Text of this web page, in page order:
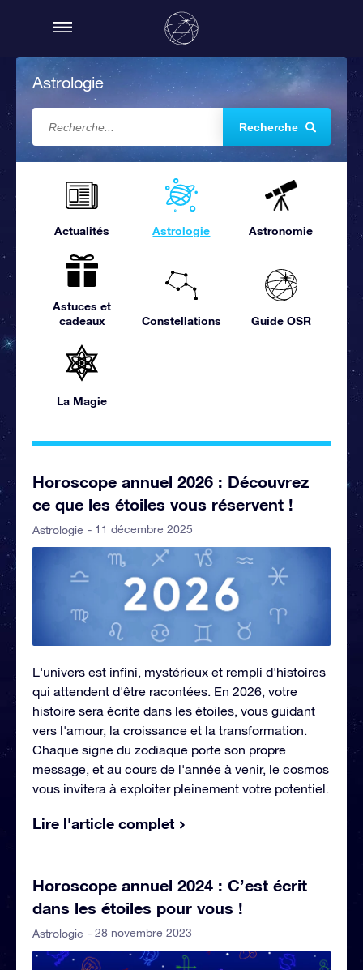
Astrologie
Recherche
Actualités Astrologie Astronomie
Astuces et
cadeaux
Constellations Guide OSR
La Magie
Horoscope annuel 2026 : Découvrez
ce que les étoiles vous réservent !
Astrologie - 11 décembre 2025
L'univers est infini, mystérieux et rempli d'histoires
qui attendent d'être racontées. En 2026, votre
histoire sera écrite dans les étoiles, vous guidant
vers l'amour, la croissance et la transformation.
Chaque signe du zodiaque porte son propre
message, et au cours de l'année à venir, le cosmos
vous invitera à exploiter pleinement votre potentiel.
Lire l'article complet
Horoscope annuel 2024 : C’est écrit
dans les étoiles pour vous !
Astrologie - 28 novembre 2023